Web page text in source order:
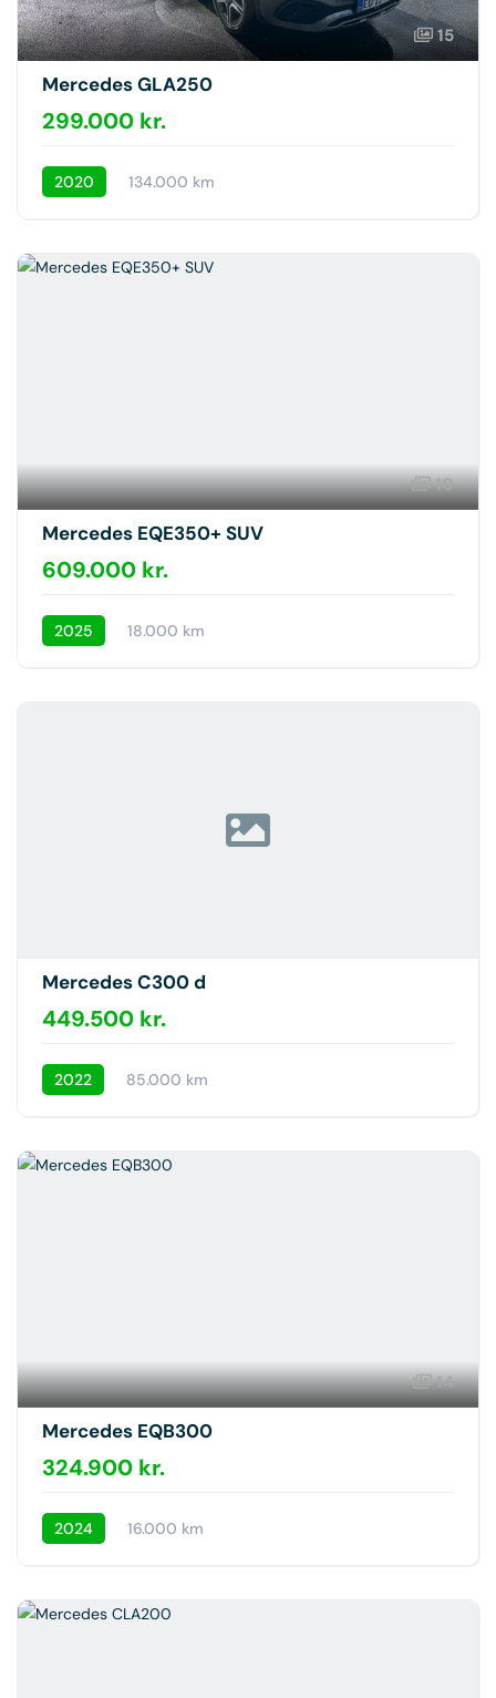
15
Mercedes GLA250
299.000 kr.
2020 134.000 km
10
Mercedes EQE350+ SUV
609.000 kr.
2025 18.000 km
Mercedes C300 d
449.500 kr.
2022 85.000 km
14
Mercedes EQB300
324.900 kr.
2024 16.000 km